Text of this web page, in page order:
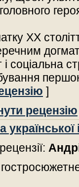
ХХ
і соціальна
]
рецензію
української